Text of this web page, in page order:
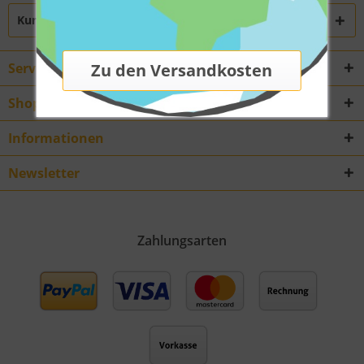
Kunden haben sich ebenfalls angesehen
Service Hotline
Shop Service
Informationen
Newsletter
Zahlungsarten